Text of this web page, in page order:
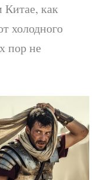
как
холодного
пор не